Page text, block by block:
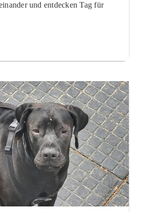
und entdecken Tag für